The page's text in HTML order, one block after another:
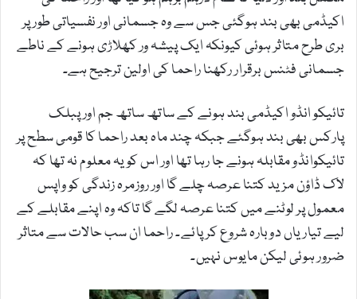
اکیڈمی بھی بند ہوگئی جس سے وہ جسمانی اور نفسیاتی طور پر
بری طرح متاثر ہوئی کیونکہ ایک پیشہ ور کھلاڑی ہونے کے ناطے
جسمانی فٹنس برقرار رکھنا راحما کی اولین ترجیح ہے۔
تائیکو انڈو اکیڈمی بند ہونے کے ساتھ ساتھ جم اور پبلک
پارکس بھی بند ہوگئے جبکہ چند ماہ بعد راحما کا قومی سطح پر
تائیکوانڈو مقابلہ ہونے جا رہا تھا اور اس کو یہ معلوم نہ تھا کہ
لاک ڈاؤن مزید کتنا عرصہ چلے گا اور روزمرہ زندگی کو واپس
معمول پر لوٹنے میں کتنا عرصہ لگے گا تاکہ وہ اپنے مقابلے کے
لیے تیاریاں دوبارہ شروع کر پائے۔ راحما ان سب حالات سے متاثر
ضرور ہوئی لیکن مایوس نہیں۔